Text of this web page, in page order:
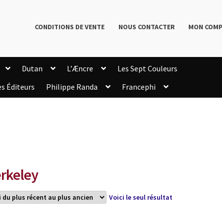
CONDITIONS DE VENTE NOUS CONTACTER MON
Dutan L’Æncre
Les Sept Couleurs
Éditeurs Philippe Randa
Francephi
Voici le seul résultat